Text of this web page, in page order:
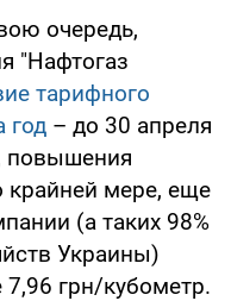
очередь,
"Нафтогаз
тарифного
год – до 30 апреля
повышения
крайней мере, еще
(а таких 98%
Украины)
7,96 грн/кубометр.